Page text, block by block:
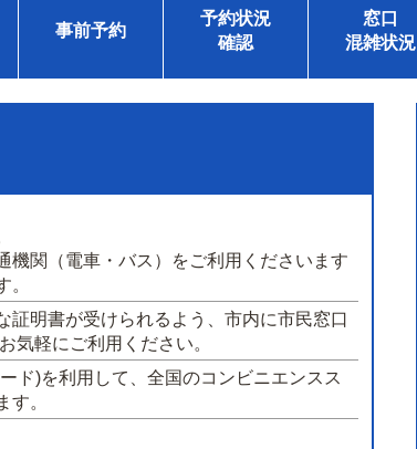
事前予約
予約状況
確認
窓口
混雑状況
機関（電車・バス）をご利用くださいます
。
証明書が受けられるよう、市内に市民窓口
気軽にご利用ください。
ド)を利用して、全国のコンビニエンスス
す。